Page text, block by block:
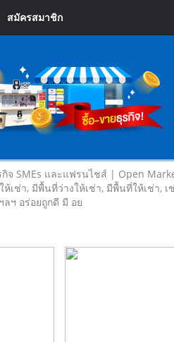
สมัครสมาชิก
จ SMEs และแฟรนไชส์ | Open
ช่า, มีพื้นที่ว่างให้เช่า, มีพื้นที่ให้เช่า,
ฯ อร่อยถูกดี มี อย